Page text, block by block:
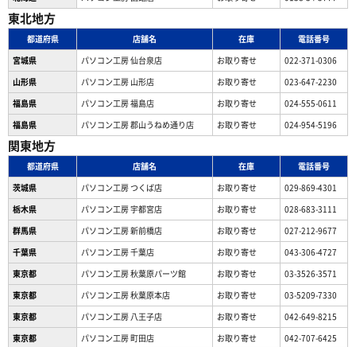
東北地方
都道府県 店舗名 在庫
電話番号
宮城県
パソコン工房 仙台泉店 お取り寄せ
022-371-0306
山形県
パソコン工房 山形店 お取り寄せ
023-647-2230
福島県
パソコン工房 福島店 お取り寄せ
024-555-0611
福島県
パソコン工房 郡山うねめ通り店 お取り寄せ 024-954-5196
関東地方
都道府県 店舗名 在庫
電話番号
茨城県
パソコン工房 つくば店 お取り寄せ
029-869-4301
栃木県
パソコン工房 宇都宮店 お取り寄せ
028-683-3111
群馬県
パソコン工房 新前橋店 お取り寄せ
027-212-9677
千葉県
パソコン工房 千葉店 お取り寄せ
043-306-4727
東京都
パソコン工房 秋葉原パーツ館 お取り寄せ
03-3526-3571
東京都
パソコン工房 秋葉原本店 お取り寄せ
03-5209-7330
東京都
パソコン工房 八王子店 お取り寄せ
042-649-8215
東京都
パソコン工房 町田店 お取り寄せ 042-707-6425